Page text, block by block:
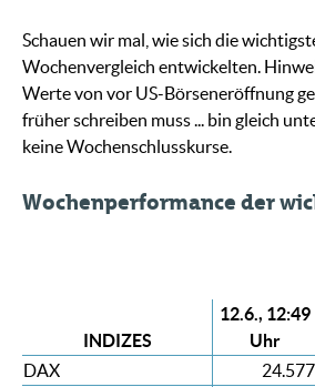
Schauen wir mal, wie sich die
Wochenvergleich entwickelten.
Werte von vor US-Börseneröffnung
früher schreiben muss ... bin gleich
keine Wochenschlusskurse.
Wochenperformance der
INDIZES
12.6., 12:49
Uhr
DAX
24.577